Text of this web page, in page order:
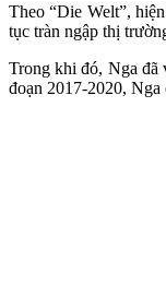
Theo “Die Welt”,
tục tràn ngập thị
Trong khi đó, Nga đã
đoạn 2017-2020, Nga